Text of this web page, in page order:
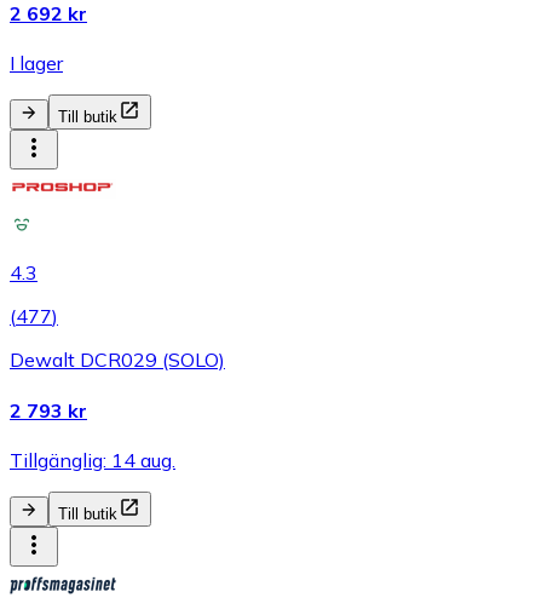
2 692 kr
I lager
Till butik
4.3
(477)
Dewalt DCR029 (SOLO)
2 793 kr
Tillgänglig: 14 aug.
Till butik